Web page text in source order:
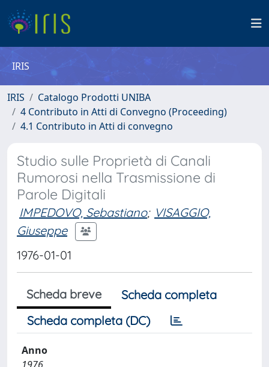
IRIS
IRIS
Catalogo Prodotti UNIBA
4 Contributo in Atti di Convegno (Proceeding)
4.1 Contributo in Atti di convegno
Studio sulle Proprietà di Canali
Rumorosi nella Trasmissione di
Parole Digitali
IMPEDOVO, Sebastiano; VISAGGIO,
Giuseppe
1976-01-01
Scheda breve
Scheda completa
Scheda completa (DC)
Anno